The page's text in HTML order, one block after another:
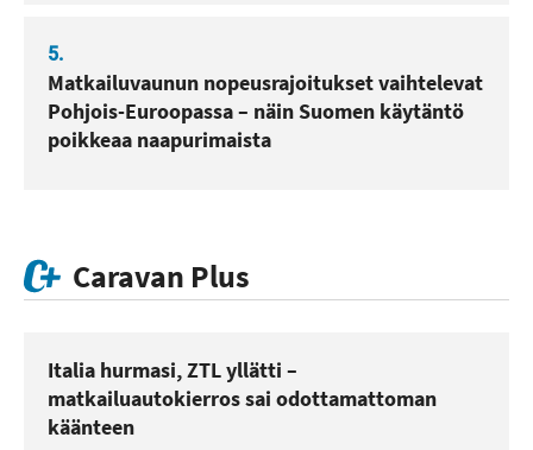
5.
Matkailuvaunun nopeusrajoitukset vaihtelevat
Pohjois-Euroopassa – näin Suomen käytäntö
poikkeaa naapurimaista
Caravan Plus
Italia hurmasi, ZTL yllätti –
matkailuautokierros sai odottamattoman
käänteen